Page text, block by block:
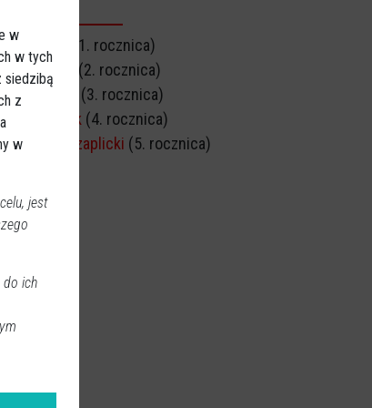
Buciński
(1. rocznica)
Zagórski
(2. rocznica)
(3. rocznica)
(4. rocznica)
Michał Czaplicki (5. rocznica)
w
w tych
siedzibą
z
w
jest
do ich